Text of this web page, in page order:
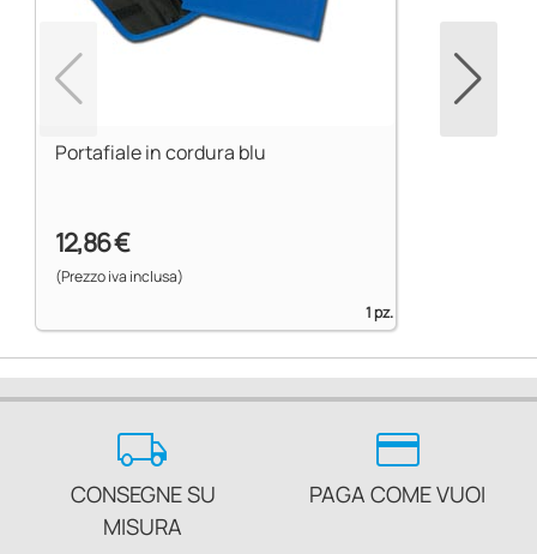
Portafiale in cordura blu
12,86 €
(Prezzo iva inclusa)
1 pz.
local_shipping
CONSEGNE SU
MISURA
credit_card
PAGA COME VUOI